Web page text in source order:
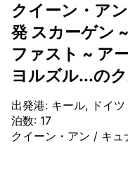
クイーン・ア
発 スカーゲン
ファスト ~ ア
ヨルズル...の
出発港: キール, ドイツ
泊数: 17
クイーン・アン / キュ